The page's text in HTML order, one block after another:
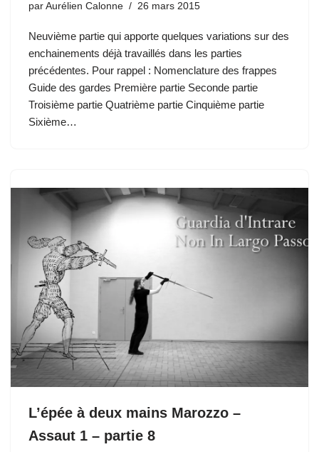
par Aurélien Calonne 26 mars 2015
Neuvième partie qui apporte quelques variations sur des
enchainements déjà travaillés dans les parties
précédentes. Pour rappel : Nomenclature des frappes
Guide des gardes Première partie Seconde partie
Troisième partie Quatrième partie Cinquième partie
Sixième…
L’épée à deux mains Marozzo –
Assaut 1 – partie 8